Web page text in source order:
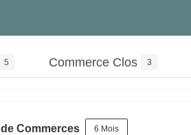
5 Commerce Clos 3
Commerces 6 Mois